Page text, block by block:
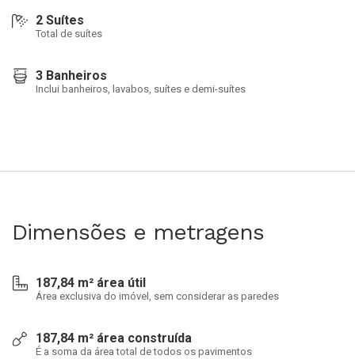
2 Suítes
Total de suítes
3 Banheiros
Inclui banheiros, lavabos, suítes e demi-suítes
Dimensões e metragens
187,84 m² área útil
Área exclusiva do imóvel, sem considerar as paredes
187,84 m² área construída
É a soma da área total de todos os pavimentos